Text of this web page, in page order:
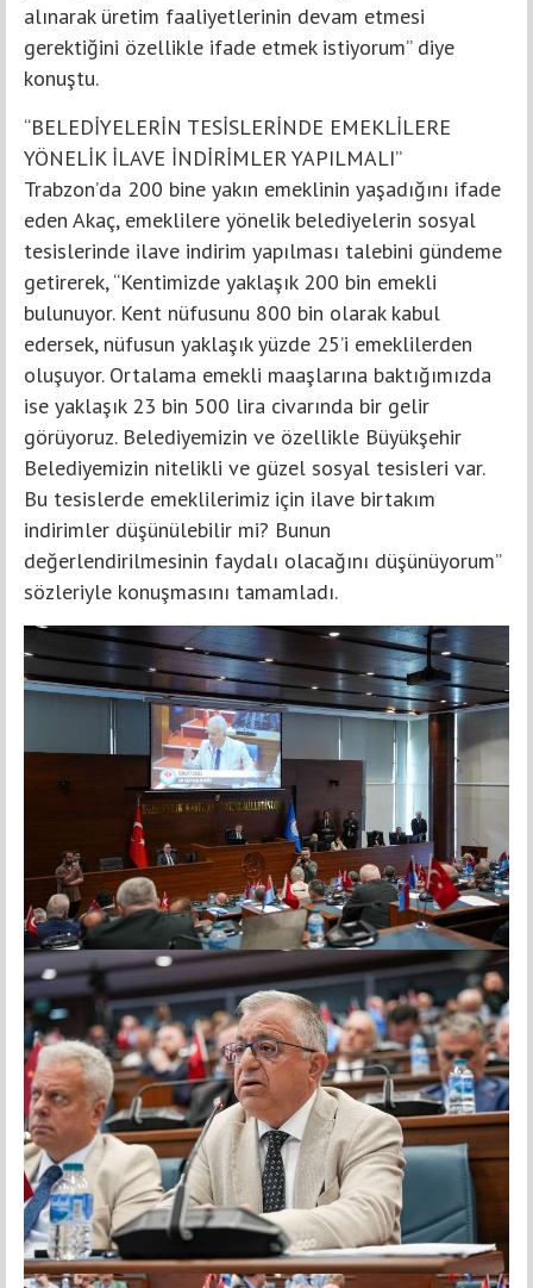
alınarak üretim faaliyetlerinin devam etmesi
gerektiğini özellikle ifade etmek istiyorum” diye
konuştu.
“BELEDİYELERİN TESİSLERİNDE EMEKLİLERE
YÖNELİK İLAVE İNDİRİMLER YAPILMALI”
Trabzon’da 200 bine yakın emeklinin yaşadığını ifade
eden Akaç, emeklilere yönelik belediyelerin sosyal
tesislerinde ilave indirim yapılması talebini gündeme
getirerek, “Kentimizde yaklaşık 200 bin emekli
bulunuyor. Kent nüfusunu 800 bin olarak kabul
edersek, nüfusun yaklaşık yüzde 25’i emeklilerden
oluşuyor. Ortalama emekli maaşlarına baktığımızda
ise yaklaşık 23 bin 500 lira civarında bir gelir
görüyoruz. Belediyemizin ve özellikle Büyükşehir
Belediyemizin nitelikli ve güzel sosyal tesisleri var.
Bu tesislerde emeklilerimiz için ilave birtakım
indirimler düşünülebilir mi? Bunun
değerlendirilmesinin faydalı olacağını düşünüyorum”
sözleriyle konuşmasını tamamladı.